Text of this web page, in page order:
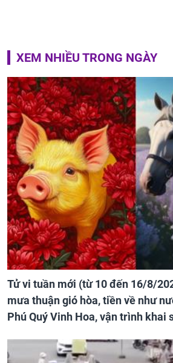
XEM NHIỀU TRONG NGÀY
Tử vi tuần mới (từ 10 đến 16/8/
mưa thuận gió hòa, tiền về như
Phú Quý Vinh Hoa, vận trình khai